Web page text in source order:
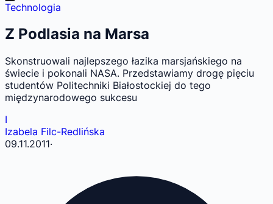
Technologia
Z Podlasia na Marsa
Skonstruowali najlepszego łazika marsjańskiego na
świecie i pokonali NASA. Przedstawiamy drogę pięciu
studentów Politechniki Białostockiej do tego
międzynarodowego sukcesu
I
Izabela Filc-Redlińska
09.11.2011·